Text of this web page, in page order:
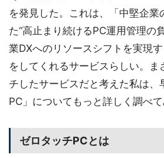
を発見した。これは、「中堅企業
た“高止まり続けるPC運用管理の
業DXへのリソースシフトを実現
をしてくれるサービスらしい。ま
チしたサービスだと考えた私は、
PC」についてもっと詳しく調べて
ゼロタッチPCとは